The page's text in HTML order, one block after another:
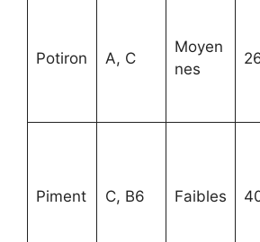
Potiron A, C
Moyen
nes
Piment C, B6 Faibles